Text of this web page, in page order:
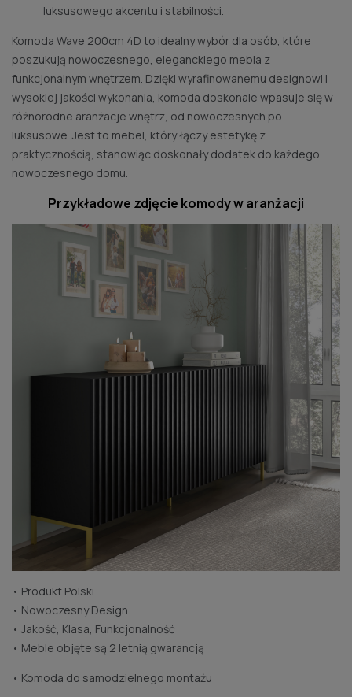
luksusowego akcentu i stabilności.
Komoda Wave 200cm 4D to idealny wybór dla osób, które
poszukują nowoczesnego, eleganckiego mebla z
funkcjonalnym wnętrzem. Dzięki wyrafinowanemu designowi i
wysokiej jakości wykonania, komoda doskonale wpasuje się w
różnorodne aranżacje wnętrz, od nowoczesnych po
luksusowe. Jest to mebel, który łączy estetykę z
praktycznością, stanowiąc doskonały dodatek do każdego
nowoczesnego domu.
Przykładowe zdjęcie komody w aranżacji
• Produkt Polski
• Nowoczesny Design
• Jakość, Klasa, Funkcjonalność
• Meble objęte są 2 letnią gwarancją
• Komoda do samodzielnego montażu